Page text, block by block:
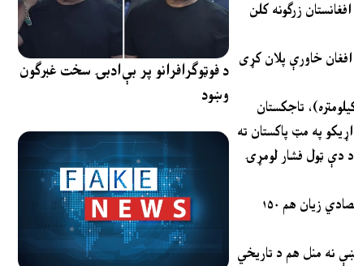
د فوټوګرافرانو پر بې‌ادبۍ سخت غبرګون
وښود
زرګونه کلن
شبکې له افغان خاورې پلان کړی
تر ټولو زيات غږ کوي، علت يې تاريخ او جغرافیه ده. پاکستان له افغانستان سره ۲۶۷۰ کيلومتره اوږده پوله لري چې له ايران (۹۲۱ کيلومتره)، تاجکستان
کورنيو اړيکو په مټ پاکستان ته
دې ټول فشار لومړۍ
پاکستان له ۲۰۰۱ وروسته نږدې ۹۰ زره کسان چې پکې سرکاري، غیر سرکاري او عام وګړي شامل دي، له لاسه ورکړي، له دې ځاني زیان پرته پاکستان اقتصادي زيان هم ۱۵۰
نه منل هم د تاريخي